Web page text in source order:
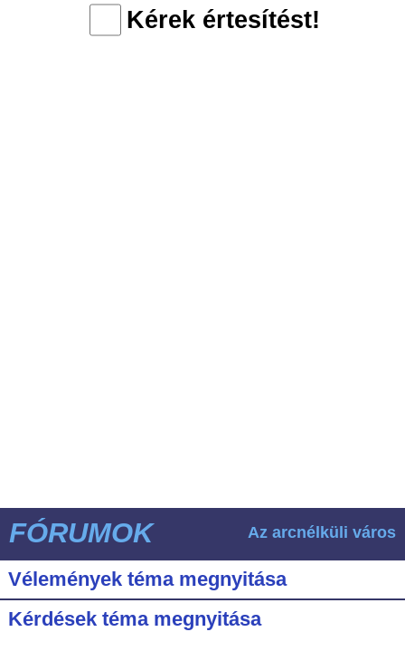
Kérek értesítést!
FÓRUMOK Az arcnélküli város
Vélemények téma megnyitása
Kérdések téma megnyitása